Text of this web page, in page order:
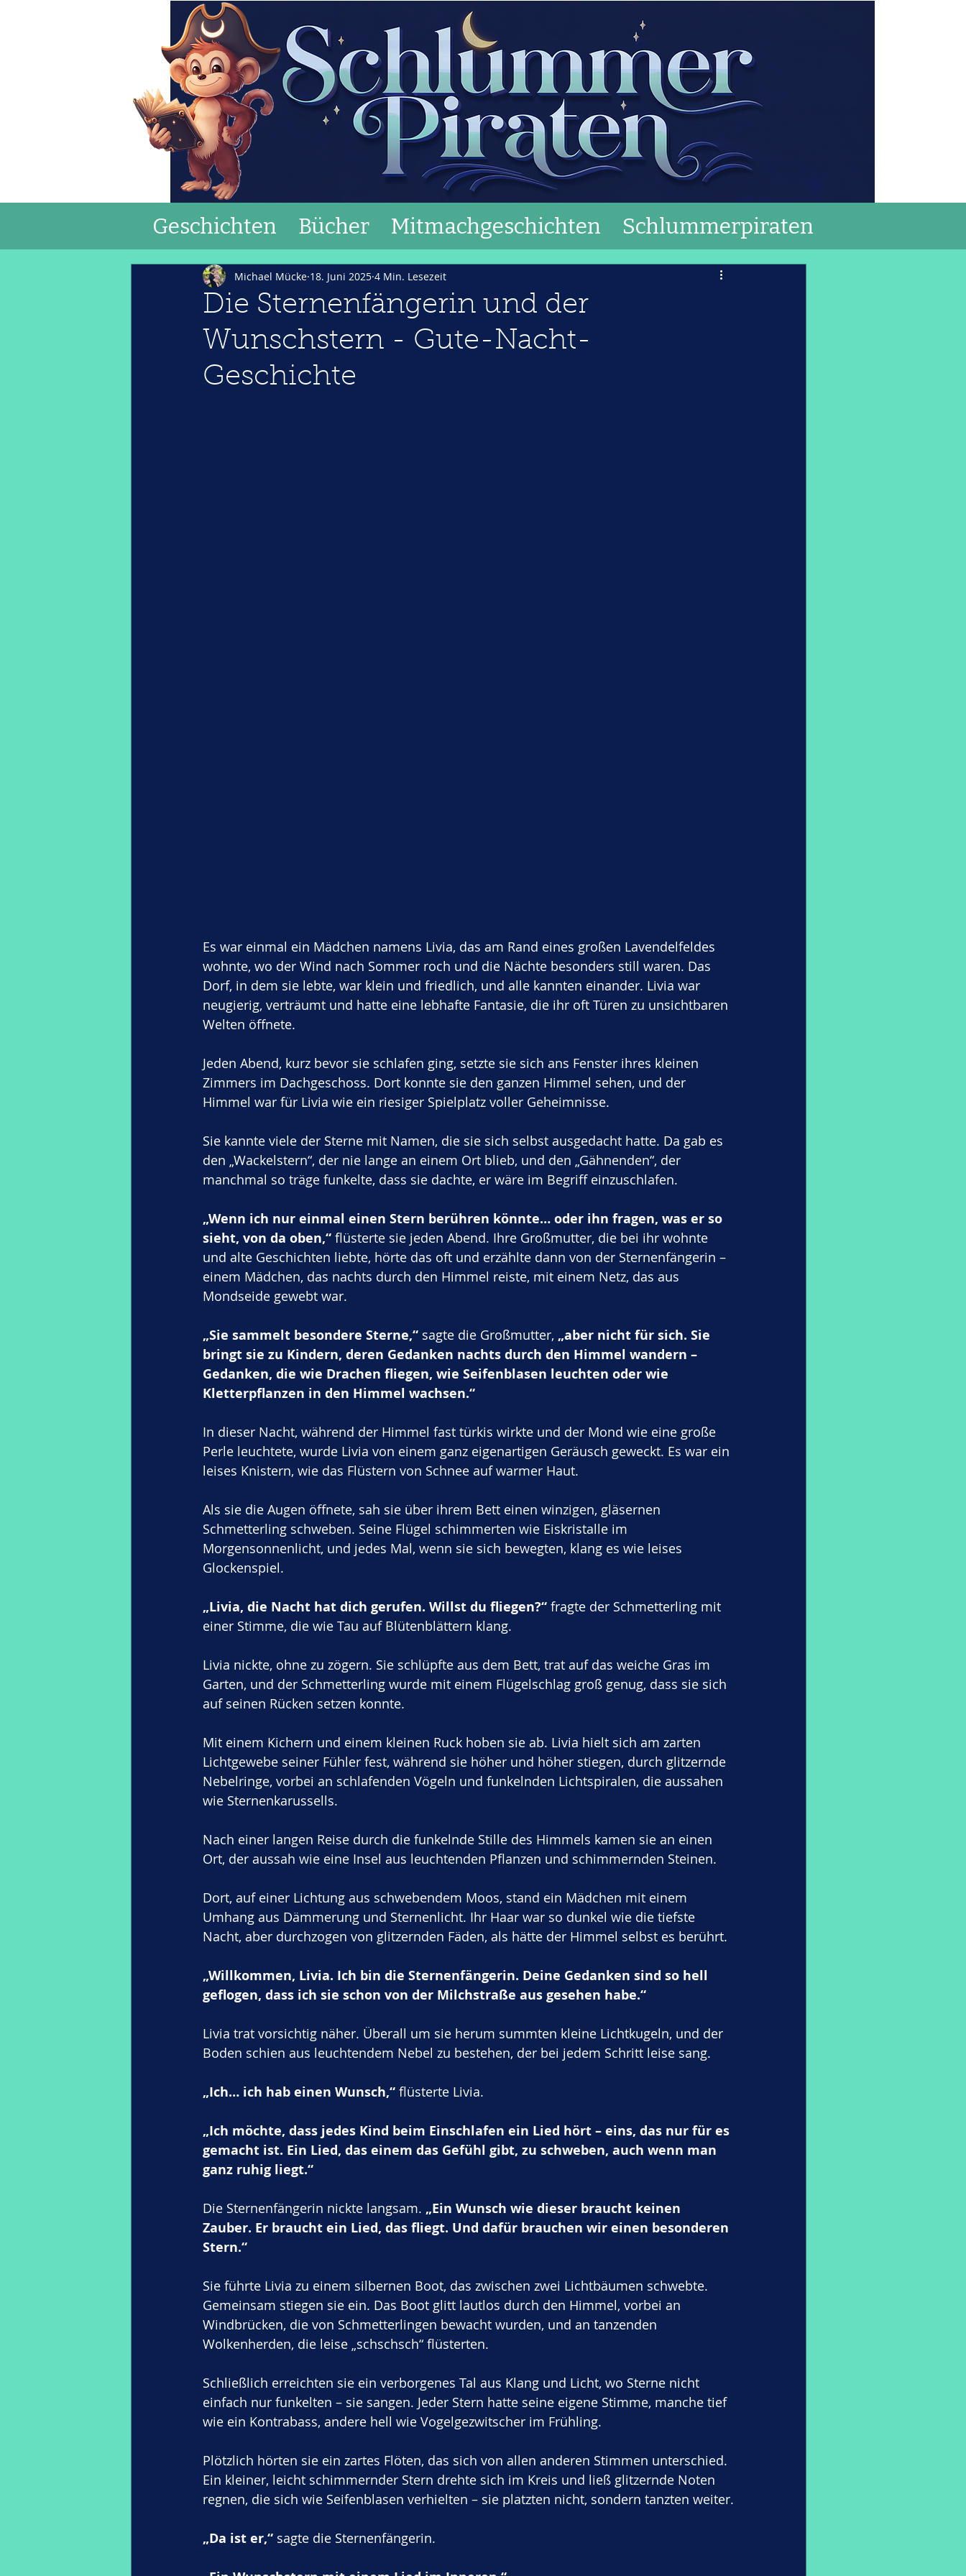
Geschichten Bücher Mitmachgeschichten Schlummerpiraten
Die Sternenfängerin und der
Wunschstern - Gute-Nacht-
Geschichte
Michael Mücke 18. Juni 2025 4 Min. Lesezeit
Es war einmal ein Mädchen namens Livia, das am Rand eines großen Lavendelfeldes
wohnte, wo der Wind nach Sommer roch und die Nächte besonders still waren. Das
Dorf, in dem sie lebte, war klein und friedlich, und alle kannten einander. Livia war
neugierig, verträumt und hatte eine lebhafte Fantasie, die ihr oft Türen zu unsichtbaren
Welten öffnete.
Jeden Abend, kurz bevor sie schlafen ging, setzte sie sich ans Fenster ihres kleinen
Zimmers im Dachgeschoss. Dort konnte sie den ganzen Himmel sehen, und der
Himmel war für Livia wie ein riesiger Spielplatz voller Geheimnisse.
Sie kannte viele der Sterne mit Namen, die sie sich selbst ausgedacht hatte. Da gab es
den „Wackelstern“, der nie lange an einem Ort blieb, und den „Gähnenden“, der
manchmal so träge funkelte, dass sie dachte, er wäre im Begriff einzuschlafen.
„Wenn ich nur einmal einen Stern berühren könnte… oder ihn fragen, was er so
sieht, von da oben,“ flüsterte sie jeden Abend. Ihre Großmutter, die bei ihr wohnte
und alte Geschichten liebte, hörte das oft und erzählte dann von der Sternenfängerin –
einem Mädchen, das nachts durch den Himmel reiste, mit einem Netz, das aus
Mondseide gewebt war.
„Sie sammelt besondere Sterne,“ sagte die Großmutter, „aber nicht für sich. Sie
bringt sie zu Kindern, deren Gedanken nachts durch den Himmel wandern –
Gedanken, die wie Drachen fliegen, wie Seifenblasen leuchten oder wie
Kletterpflanzen in den Himmel wachsen.“
In dieser Nacht, während der Himmel fast türkis wirkte und der Mond wie eine große
Perle leuchtete, wurde Livia von einem ganz eigenartigen Geräusch geweckt. Es war ein
leises Knistern, wie das Flüstern von Schnee auf warmer Haut.
Als sie die Augen öffnete, sah sie über ihrem Bett einen winzigen, gläsernen
Schmetterling schweben. Seine Flügel schimmerten wie Eiskristalle im
Morgensonnenlicht, und jedes Mal, wenn sie sich bewegten, klang es wie leises
Glockenspiel.
„Livia, die Nacht hat dich gerufen. Willst du fliegen?“ fragte der Schmetterling mit
einer Stimme, die wie Tau auf Blütenblättern klang.
Livia nickte, ohne zu zögern. Sie schlüpfte aus dem Bett, trat auf das weiche Gras im
Garten, und der Schmetterling wurde mit einem Flügelschlag groß genug, dass sie sich
auf seinen Rücken setzen konnte.
Mit einem Kichern und einem kleinen Ruck hoben sie ab. Livia hielt sich am zarten
Lichtgewebe seiner Fühler fest, während sie höher und höher stiegen, durch glitzernde
Nebelringe, vorbei an schlafenden Vögeln und funkelnden Lichtspiralen, die aussahen
wie Sternenkarussells.
Nach einer langen Reise durch die funkelnde Stille des Himmels kamen sie an einen
Ort, der aussah wie eine Insel aus leuchtenden Pflanzen und schimmernden Steinen.
Dort, auf einer Lichtung aus schwebendem Moos, stand ein Mädchen mit einem
Umhang aus Dämmerung und Sternenlicht. Ihr Haar war so dunkel wie die tiefste
Nacht, aber durchzogen von glitzernden Fäden, als hätte der Himmel selbst es berührt.
„Willkommen, Livia. Ich bin die Sternenfängerin. Deine Gedanken sind so hell
geflogen, dass ich sie schon von der Milchstraße aus gesehen habe.“
Livia trat vorsichtig näher. Überall um sie herum summten kleine Lichtkugeln, und der
Boden schien aus leuchtendem Nebel zu bestehen, der bei jedem Schritt leise sang.
„Ich… ich hab einen Wunsch,“ flüsterte Livia.
„Ich möchte, dass jedes Kind beim Einschlafen ein Lied hört – eins, das nur für es
gemacht ist. Ein Lied, das einem das Gefühl gibt, zu schweben, auch wenn man
ganz ruhig liegt.“
Die Sternenfängerin nickte langsam. „Ein Wunsch wie dieser braucht keinen
Zauber. Er braucht ein Lied, das fliegt. Und dafür brauchen wir einen besonderen
Stern.“
Sie führte Livia zu einem silbernen Boot, das zwischen zwei Lichtbäumen schwebte.
Gemeinsam stiegen sie ein. Das Boot glitt lautlos durch den Himmel, vorbei an
Windbrücken, die von Schmetterlingen bewacht wurden, und an tanzenden
Wolkenherden, die leise „schschsch“ flüsterten.
Schließlich erreichten sie ein verborgenes Tal aus Klang und Licht, wo Sterne nicht
einfach nur funkelten – sie sangen. Jeder Stern hatte seine eigene Stimme, manche tief
wie ein Kontrabass, andere hell wie Vogelgezwitscher im Frühling.
Plötzlich hörten sie ein zartes Flöten, das sich von allen anderen Stimmen unterschied.
Ein kleiner, leicht schimmernder Stern drehte sich im Kreis und ließ glitzernde Noten
regnen, die sich wie Seifenblasen verhielten – sie platzten nicht, sondern tanzten weiter.
„Da ist er,“ sagte die Sternenfängerin.